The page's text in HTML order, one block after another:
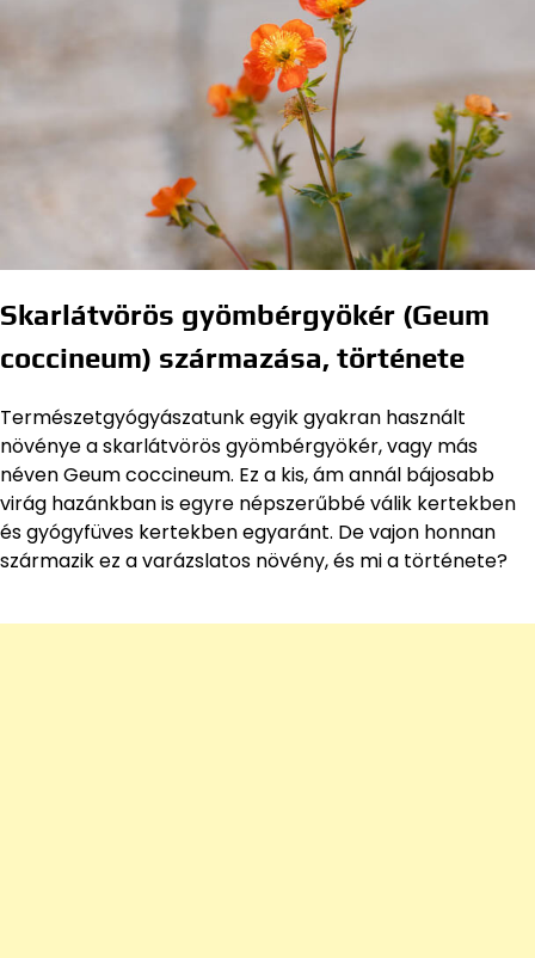
Skarlátvörös gyömbérgyökér (Geum
coccineum) származása, története
Természetgyógyászatunk egyik gyakran használt
növénye a skarlátvörös gyömbérgyökér, vagy más
néven Geum coccineum. Ez a kis, ám annál bájosabb
virág hazánkban is egyre népszerűbbé válik kertekben
és gyógyfüves kertekben egyaránt. De vajon honnan
származik ez a varázslatos növény, és mi a története?